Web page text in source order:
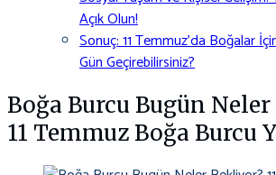
Açık Olun!
Sonuç: 11 Temmuz’da Boğalar
Gün Geçirebilirsiniz?
Boğa Burcu Bugün
11 Temmuz Boğa Burcu